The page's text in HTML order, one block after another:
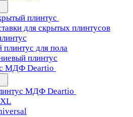
плинтус
для скрытых плинтусов
плинтус для пола
плинтус
МДФ Deartio
МДФ Deartio